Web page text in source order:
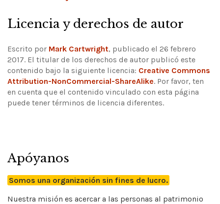
Licencia y derechos de autor
Escrito por Mark Cartwright, publicado el 26 febrero
2017. El titular de los derechos de autor publicó este
contenido bajo la siguiente licencia: Creative Commons
Attribution-NonCommercial-ShareAlike. Por favor, ten
en cuenta que el contenido vinculado con esta página
puede tener términos de licencia diferentes.
Apóyanos
Somos una organización sin fines de lucro.
Nuestra misión es acercar a las personas al patrimonio